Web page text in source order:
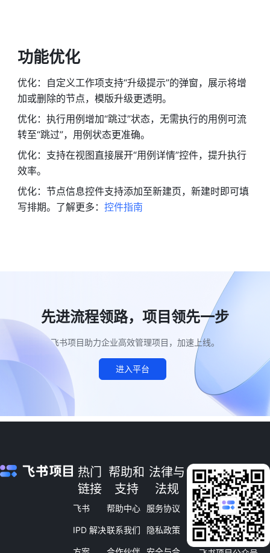
功能优化
优化：自定义工作项支持“升级提示”的弹窗，展示将增
加或删除的节点，模版升级更透明。
优化：执行用例增加“跳过”状态，无需执行的用例可流
转至“跳过”，用例状态更准确。
优化：支持在视图直接展开“用例详情”控件，提升执行
效率。
优化：节点信息控件支持添加至新建页，新建时即可填
写排期。了解更多：控件指南
先进流程领路，项目领先一步
飞书项目助力企业高效管理项目，加速上线。
进入平台
热门
链接
飞书
IPD 解决
帮助和
支持
帮助中心
联系我们
法律与
法规
服务协议
隐私政策